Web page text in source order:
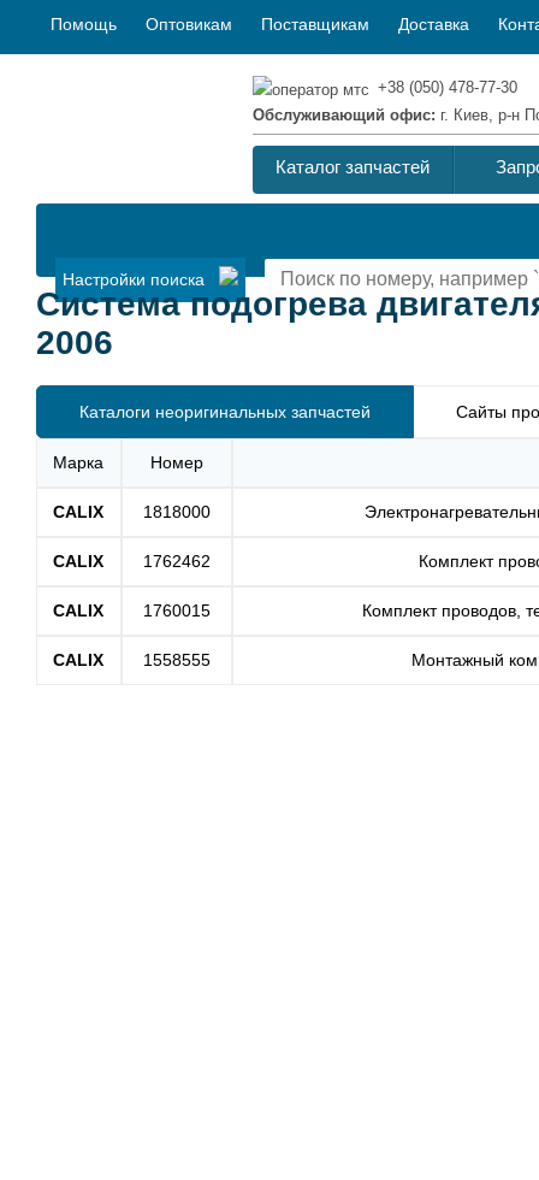
Помощь Оптовикам Поставщикам Доставка
+38 (050) 478-77-30
Обслуживающий офис: г. Киев, р-н
Каталог запчастей
Настройки поиска
Система подогрева
2006
Каталоги неоригинальных запчастей Сайты
Марка Номер
CALIX 1818000
CALIX 1762462 Комплект
CALIX 1760015 Комплект проводов,
CALIX 1558555 Монтажный